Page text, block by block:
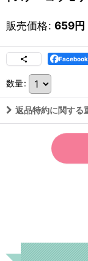
販売価格: 659円
数量:
返品特約に関する